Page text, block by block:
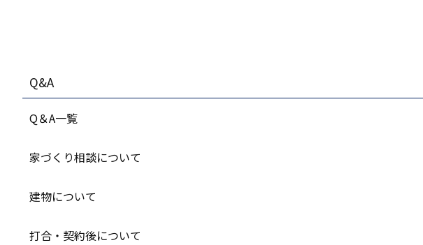
Q&A
Q＆A一覧
家づくり相談について
建物について
打合・契約後について